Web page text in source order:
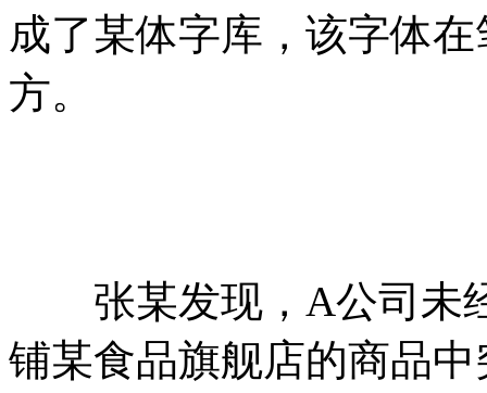
成了某体字库，该字体
方。
张某发现，A公司未
铺某食品旗舰店的商品